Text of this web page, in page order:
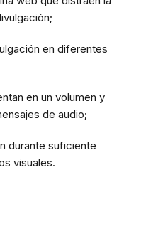
en diferentes
en un volumen y
de audio;
durante suficiente
visuales.